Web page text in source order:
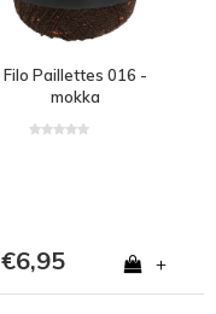
Filo Paillettes 016 -
mokka
€6,95 +